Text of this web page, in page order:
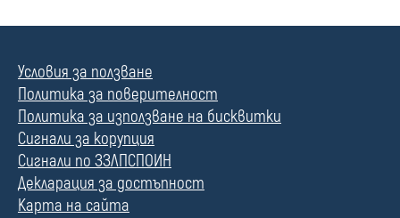
Условия за ползване
Политика за поверителност
Политика за използване на бисквитки
Сигнали за корупция
Сигнали по ЗЗЛПСПОИН
Декларация за достъпност
Карта на сайта